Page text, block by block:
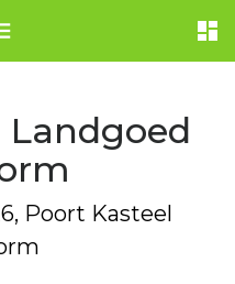
Poort Kasteel